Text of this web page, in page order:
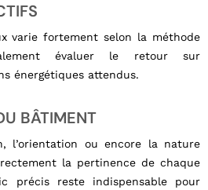
varie fortement selon la méthode
évaluer le retour sur
énergétiques attendus.
BÂTIMENT
l’orientation ou encore la nature
la pertinence de chaque
précis reste indispensable pour